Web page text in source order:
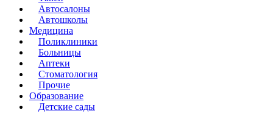
Автосалоны
Автошколы
Медицина
Поликлиники
Больницы
Аптеки
Стоматология
Прочие
Образование
Детские сады